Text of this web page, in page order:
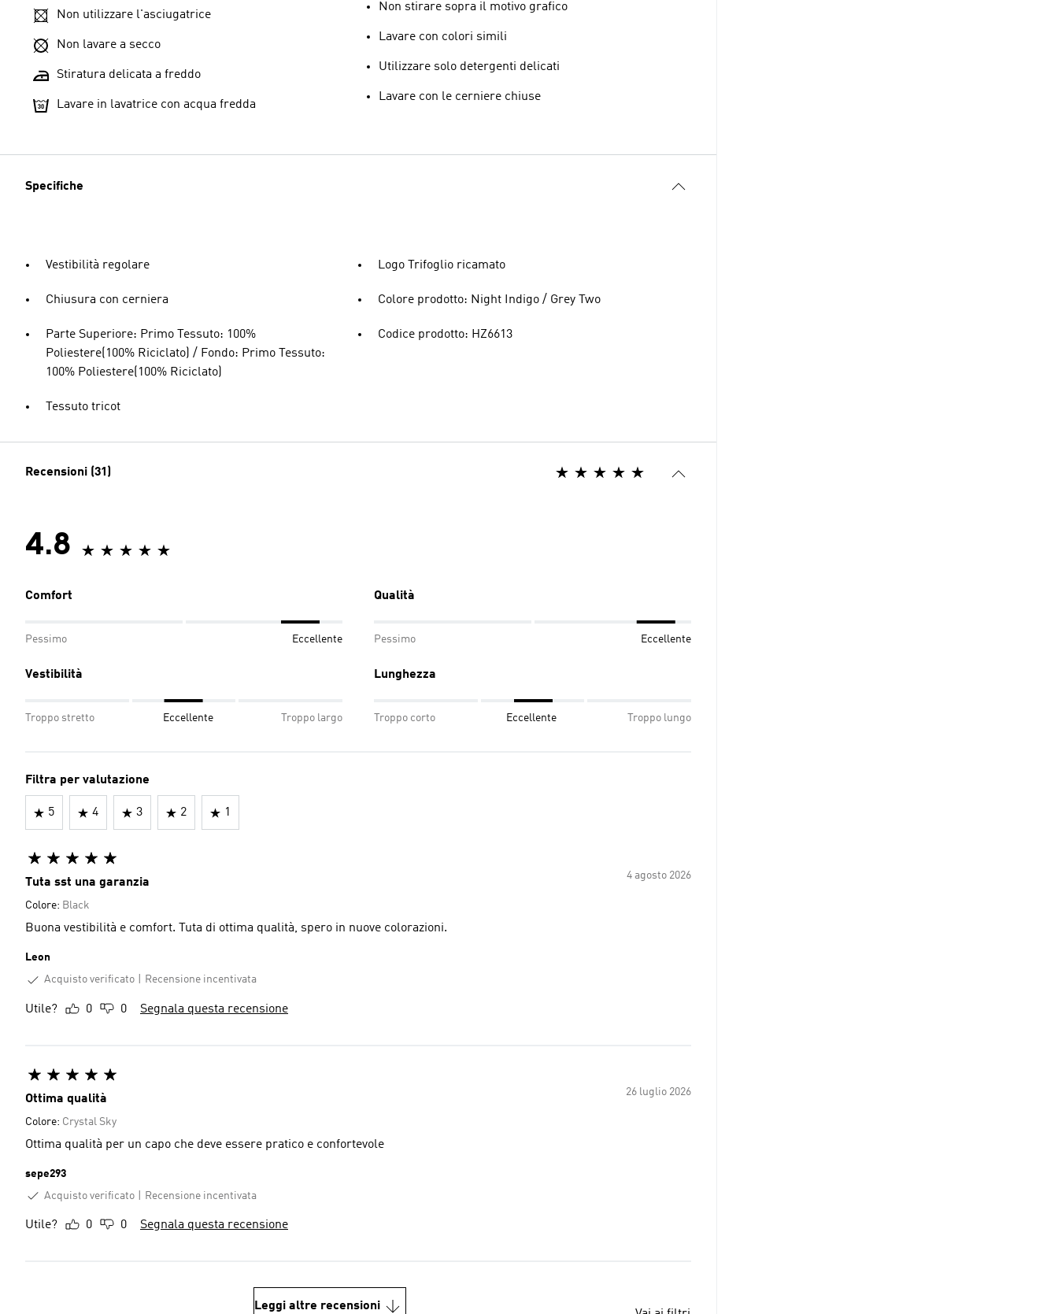
Non utilizzare l'asciugatrice
Non lavare a secco
Stiratura delicata a freddo
Lavare in lavatrice con acqua fredda
Non stirare sopra il motivo grafico
Lavare con colori simili
Utilizzare solo detergenti delicati
Lavare con le cerniere chiuse
Specifiche
Vestibilità regolare
Chiusura con cerniera
Parte Superiore: Primo Tessuto: 100%
Poliestere(100% Riciclato) / Fondo: Primo Tessuto:
100% Poliestere(100% Riciclato)
Tessuto tricot
Logo Trifoglio ricamato
Colore prodotto: Night Indigo / Grey Two
Codice prodotto: HZ6613
Recensioni (31)
4.8
Comfort
Pessimo Eccellente
Qualità
Pessimo Eccellente
Vestibilità
Troppo stretto Eccellente Troppo largo
Lunghezza
Troppo corto Eccellente Troppo lungo
Filtra per valutazione
5 4 3 2 1
4 agosto 2026
Tuta sst una garanzia
Colore: Black
Buona vestibilità e comfort. Tuta di ottima qualità, spero in nuove colorazioni.
Leon
Acquisto verificato
Recensione incentivata
Utile? 0 0 Segnala questa recensione
26 luglio 2026
Ottima qualità
Colore: Crystal Sky
Ottima qualità per un capo che deve essere pratico e confortevole
sepe293
Acquisto verificato
Recensione incentivata
Utile? 0 0 Segnala questa recensione
Leggi altre recensioni